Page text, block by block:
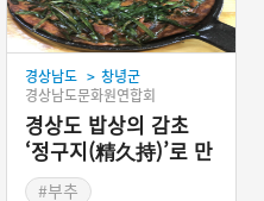
경상남도 > 창녕군
경상남도문화원연합회
경상도 밥상의 감초
‘정구지(精久持)’로 만
든 부추전
#부추